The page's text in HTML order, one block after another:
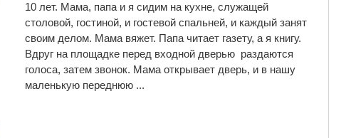
10 лет. Мама, папа и я сидим на кухне, служащей
столовой, гостиной, и гостевой спальней, и каждый занят
своим делом. Мама вяжет. Папа читает газету, а я книгу.
Вдруг на площадке перед входной дверью раздаются
голоса, затем звонок. Мама открывает дверь, и в нашу
маленькую переднюю ...